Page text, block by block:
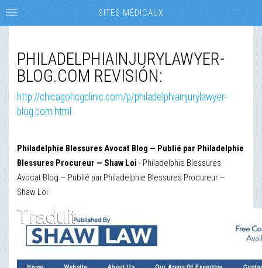
PHILADELPHIAINJURYLAWYER-
BLOG.COM REVISIÓN:
http://chicagohcgclinic.com/p/philadelphiainjurylawyer-
blog.com.html
Philadelphie Blessures Avocat Blog — Publié par Philadelphie
Blessures Procureur — Shaw Loi - Philadelphie Blessures
Avocat Blog — Publié par Philadelphie Blessures Procureur —
Shaw Loi
SITES MÉDICAUX